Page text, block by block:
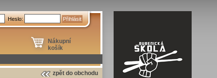
Nákupní
košík
Heslo:
zpět do obchodu